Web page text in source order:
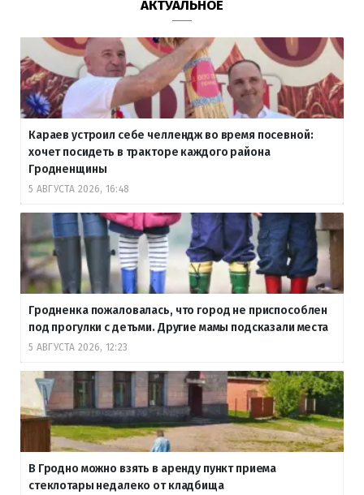
АКТУАЛЬНОЕ
Караев устроил себе челлендж во время посевной:
хочет посидеть в тракторе каждого района
Гродненщины
5 АВГУСТА 2026, 16:48
Гродненка пожаловалась, что город не приспособлен
под прогулки с детьми. Другие мамы подсказали места
5 АВГУСТА 2026, 12:23
В Гродно можно взять в аренду пункт приема
стеклотары недалеко от кладбища